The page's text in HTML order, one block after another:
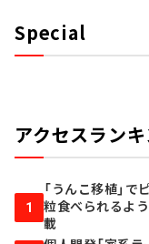
Special
アクセスラン
1
「うんこ移植」
粒食べられるよ
載